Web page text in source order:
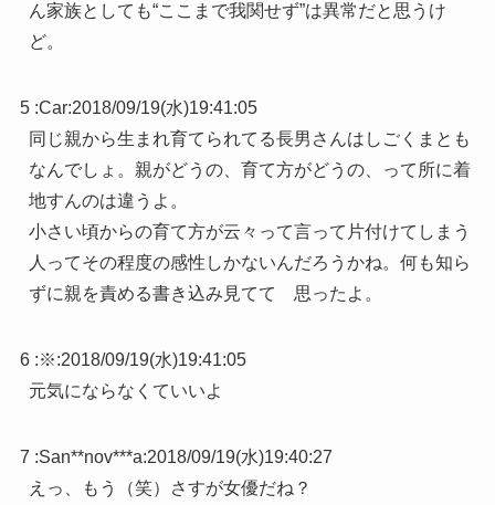
ん家族としても“ここまで我関せず”は異常だと思うけ
ど。
5 :Car:2018/09/19(水)19:41:05
同じ親から生まれ育てられてる長男さんはしごくまとも
なんでしょ。親がどうの、育て方がどうの、って所に着
地すんのは違うよ。
小さい頃からの育て方が云々って言って片付けてしまう
人ってその程度の感性しかないんだろうかね。何も知ら
ずに親を責める書き込み見てて 思ったよ。
6 :※:2018/09/19(水)19:41:05
元気にならなくていいよ
7 :San**nov***a:2018/09/19(水)19:40:27
えっ、もう（笑）さすが女優だね？